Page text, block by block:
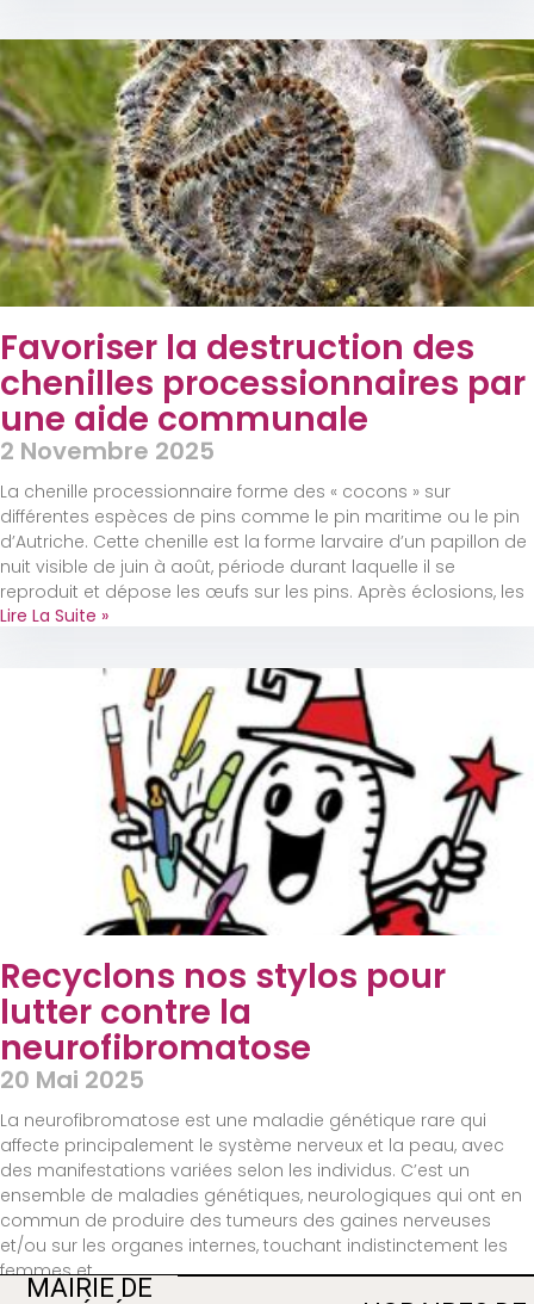
Favoriser la destruction des
chenilles processionnaires par
une aide communale
2 Novembre 2025
La chenille processionnaire forme des « cocons » sur
différentes espèces de pins comme le pin maritime ou le pin
d’Autriche. Cette chenille est la forme larvaire d’un papillon de
nuit visible de juin à août, période durant laquelle il se
reproduit et dépose les œufs sur les pins. Après éclosions, les
Lire La Suite »
Recyclons nos stylos pour
lutter contre la
neurofibromatose
20 Mai 2025
La neurofibromatose est une maladie génétique rare qui
affecte principalement le système nerveux et la peau, avec
des manifestations variées selon les individus. C’est un
ensemble de maladies génétiques, neurologiques qui ont en
commun de produire des tumeurs des gaines nerveuses
et/ou sur les organes internes, touchant indistinctement les
femmes et
Lire La Suite »
1 2
MAIRIE DE